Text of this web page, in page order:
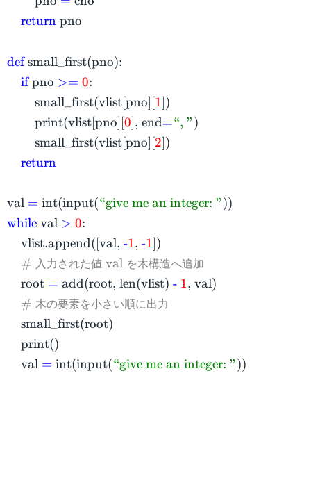
return pno
defsmall_first(pno):
ifpno >= 0:
small_first(vlist[pno][1])
print(vlist[pno][0], end=“, ”)
small_first(vlist[pno][2])
return
val = int(input(“give me an integer: ”))
while val > 0:
vlist.append([val, -1, -1])
# 入力された値 val を木構造へ追加
root = add(root, len(vlist) - 1, val)
# 木の要素を小さい順に出力
small_first(root)
print()
val = int(input(“give me an integer: ”))